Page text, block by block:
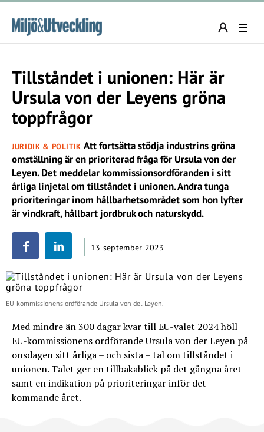
Tillståndet i unionen: Här är
Ursula von der Leyens gröna
toppfrågor
JURIDIK & POLITIK Att fortsätta stödja industrins gröna
omställning är en prioriterad fråga för Ursula von der
Leyen. Det meddelar kommissionsordföranden i sitt
årliga linjetal om tillståndet i unionen. Andra tunga
prioriteringar inom hållbarhetsområdet som hon lyfter
är vindkraft, hållbart jordbruk och naturskydd.
13 september 2023
EU-kommissionens ordförande Ursula von del Leyen.
Med mindre än 300 dagar kvar till EU-valet 2024 höll
EU-kommissionens ordförande Ursula von der Leyen på
onsdagen sitt årliga – och sista – tal om tillståndet i
unionen. Talet ger en tillbakablick på det gångna året
samt en indikation på prioriteringar inför det
kommande året.